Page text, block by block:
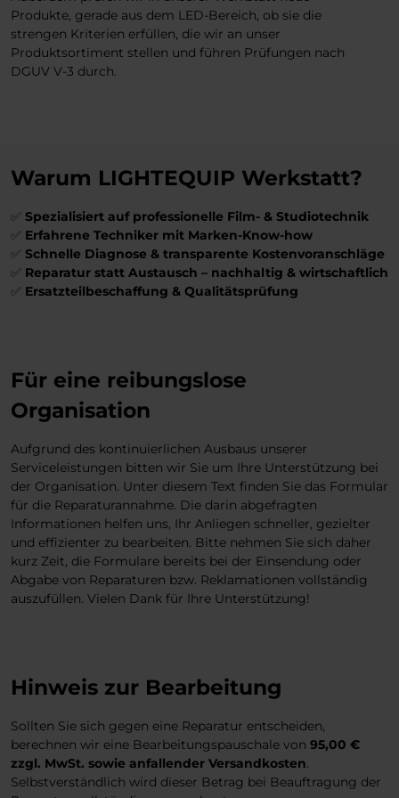
Produkte, gerade aus dem LED-Bereich, ob sie die
strengen Kriterien erfüllen, die wir an unser
Produktsortiment stellen und führen Prüfungen nach
DGUV V-3 durch.
Warum LIGHTEQUIP Werkstatt?
✅ Spezialisiert auf professionelle Film- & Studiotechnik
✅ Erfahrene Techniker mit Marken-Know-how
✅ Schnelle Diagnose & transparente Kostenvoranschläge
✅ Reparatur statt Austausch – nachhaltig & wirtschaftlich
✅ Ersatzteilbeschaffung & Qualitätsprüfung
Für eine reibungslose
Organisation
Aufgrund des kontinuierlichen Ausbaus unserer
Serviceleistungen bitten wir Sie um Ihre Unterstützung bei
der Organisation. Unter diesem Text finden Sie das Formular
für die Reparaturannahme. Die darin abgefragten
Informationen helfen uns, Ihr Anliegen schneller, gezielter
und effizienter zu bearbeiten. Bitte nehmen Sie sich daher
kurz Zeit, die Formulare bereits bei der Einsendung oder
Abgabe von Reparaturen bzw. Reklamationen vollständig
auszufüllen. Vielen Dank für Ihre Unterstützung!
Hinweis zur Bearbeitung
Sollten Sie sich gegen eine Reparatur entscheiden,
berechnen wir eine Bearbeitungspauschale von 95,00 €
zzgl. MwSt. sowie anfallender Versandkosten.
Selbstverständlich wird dieser Betrag bei Beauftragung der